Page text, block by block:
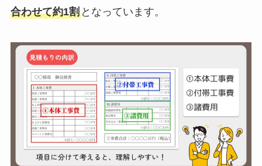
合わせて約1割となっています。